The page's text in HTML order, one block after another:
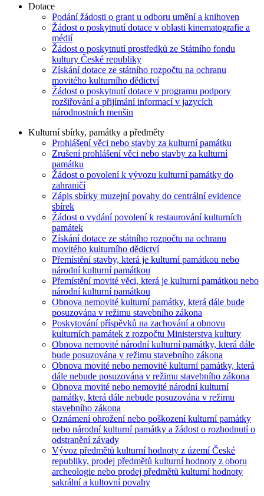
Dotace
Podání žádosti o grant u odboru umění a knihoven
Žádost o poskytnutí dotace v oblasti kinematografie a
médií
Žádost o poskytnutí prostředků ze Státního fondu
kultury České republiky
Získání dotace ze státního rozpočtu na ochranu
movitého kulturního dědictví
Žádost o poskytnutí dotace v programu podpory
rozšiřování a přijímání informací v jazycích
národnostních menšin
Kulturní sbírky, památky a předměty
Prohlášení věci nebo stavby za kulturní památku
Zrušení prohlášení věci nebo stavby za kulturní
památku
Žádost o povolení k vývozu kulturní památky do
zahraničí
Zápis sbírky muzejní povahy do centrální evidence
sbírek
Žádost o vydání povolení k restaurování kulturních
památek
Získání dotace ze státního rozpočtu na ochranu
movitého kulturního dědictví
Přemístění stavby, která je kulturní památkou nebo
národní kulturní památkou
Přemístění movité věci, která je kulturní památkou nebo
národní kulturní památkou
Obnova nemovité kulturní památky, která dále bude
posuzována v režimu stavebního zákona
Poskytování příspěvků na zachování a obnovu
kulturních památek z rozpočtu Ministerstva kultury
Obnova nemovité národní kulturní památky, která dále
bude posuzována v režimu stavebního zákona
Obnova movité nebo nemovité kulturní památky, která
dále nebude posuzována v režimu stavebního zákona
Obnova movité nebo nemovité národní kulturní
památky, která dále nebude posuzována v režimu
stavebního zákona
Oznámení ohrožení nebo poškození kulturní památky
nebo národní kulturní památky a žádost o rozhodnutí o
odstranění závady
Vývoz předmětů kulturní hodnoty z území České
republiky, prodej předmětů kulturní hodnoty z oboru
archeologie nebo prodej předmětů kulturní hodnoty
sakrální a kultovní povahy